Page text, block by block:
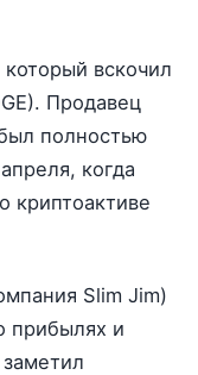
вскочил
Продавец
полностью
когда
криптоактиве
Slim Jim)
прибылях и